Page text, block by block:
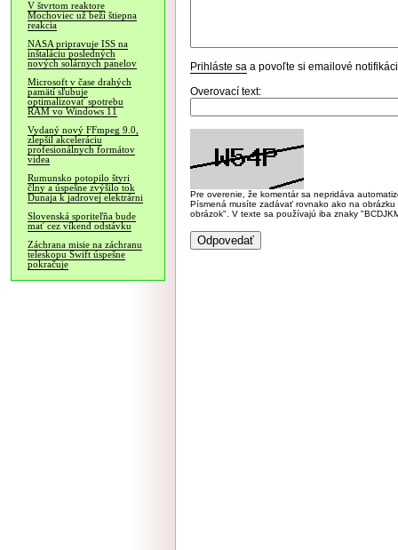
V štvrtom reaktore
Mochoviec už beží štiepna
reakcia
NASA pripravuje ISS na
inštaláciu posledných
nových solárnych panelov
Microsoft v čase drahých
pamätí sľubuje
optimalizovať spotrebu
RAM vo Windows 11
Vydaný nový FFmpeg 9.0,
zlepšil akceleráciu
profesionálnych formátov
videa
Rumunsko potopilo štyri
člny a úspešne zvýšilo tok
Dunaja k jadrovej elektrárni
Slovenská sporiteľňa bude
mať cez víkend odstávku
Záchrana misie na záchranu
teleskopu Swift úspešne
pokračuje
Prihláste sa a povoľte si emailové
Overovací text:
Pre overenie, že komentár sa nepridáva
Písmená musíte zadávať rovnako ako na
obrázok". V texte sa používajú iba znaky